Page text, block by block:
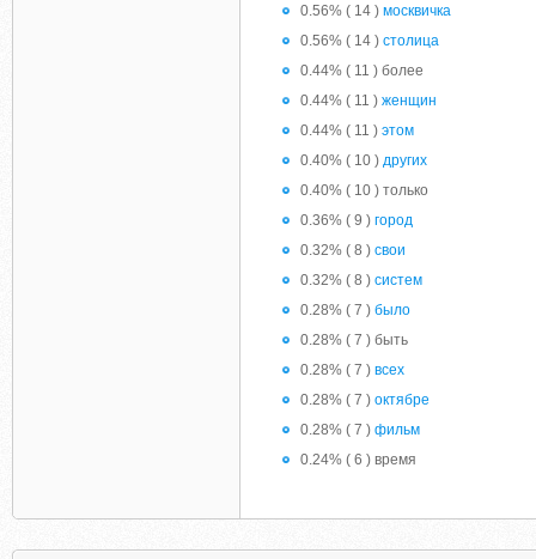
0.56% ( 14 ) москвичка
0.56% ( 14 ) столица
0.44% ( 11 ) более
0.44% ( 11 ) женщин
0.44% ( 11 ) этом
0.40% ( 10 ) других
0.40% ( 10 ) только
0.36% ( 9 ) город
0.32% ( 8 ) свои
0.32% ( 8 ) систем
0.28% ( 7 ) было
0.28% ( 7 ) быть
0.28% ( 7 ) всех
0.28% ( 7 ) октябре
0.28% ( 7 ) фильм
0.24% ( 6 ) время